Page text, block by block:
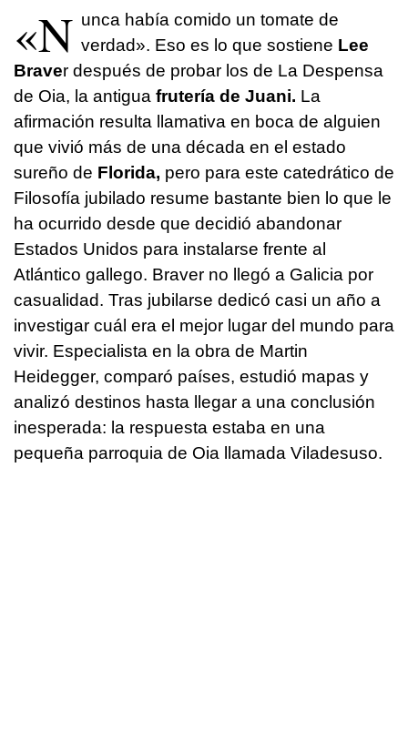
«N unca había comido un tomate de
verdad». Eso es lo que sostiene Lee
Braver después de probar los de La Despensa
de Oia, la antigua frutería de Juani. La
afirmación resulta llamativa en boca de alguien
que vivió más de una década en el estado
sureño de Florida, pero para este catedrático de
Filosofía jubilado resume bastante bien lo que le
ha ocurrido desde que decidió abandonar
Estados Unidos para instalarse frente al
Atlántico gallego. Braver no llegó a Galicia por
casualidad. Tras jubilarse dedicó casi un año a
investigar cuál era el mejor lugar del mundo para
vivir. Especialista en la obra de Martin
Heidegger, comparó países, estudió mapas y
analizó destinos hasta llegar a una conclusión
inesperada: la respuesta estaba en una
pequeña parroquia de Oia llamada Viladesuso.